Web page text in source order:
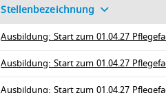
Stellenbezeichnung
Ausbildung: Start zum 01.04.27
Ausbildung: Start zum 01.04.27
Ausbildung: Start zum 01.04.27